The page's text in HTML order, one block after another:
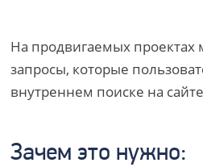
На продвигаемых проектах
запросы, которые
внутреннем поиске на
Зачем это нужно: